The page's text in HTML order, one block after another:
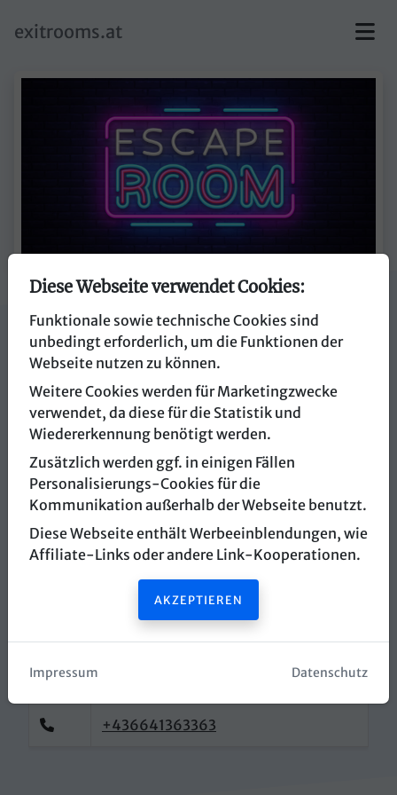
exitrooms.at
Diese Webseite verwendet Cookies:
Funktionale sowie technische Cookies sind
unbedingt erforderlich, um die Funktionen der
Webseite nutzen zu können.
Weitere Cookies werden für Marketingzwecke
verwendet, da diese für die Statistik und
Wiedererkennung benötigt werden.
Zusätzlich werden ggf. in einigen Fällen
Personalisierungs-Cookies für die
Kommunikation außerhalb der Webseite benutzt.
Diese Webseite enthält Werbeeinblendungen, wie
Affiliate-Links oder andere Link-Kooperationen.
AKZEPTIEREN
Impressum Datenschutz
Escape Quest
8051 Graz
Escape Quest
Shopping Nord
WienerStraße 331a
8051 Graz
Routenplaner öffnen
Webseite öffnen
+436641363363